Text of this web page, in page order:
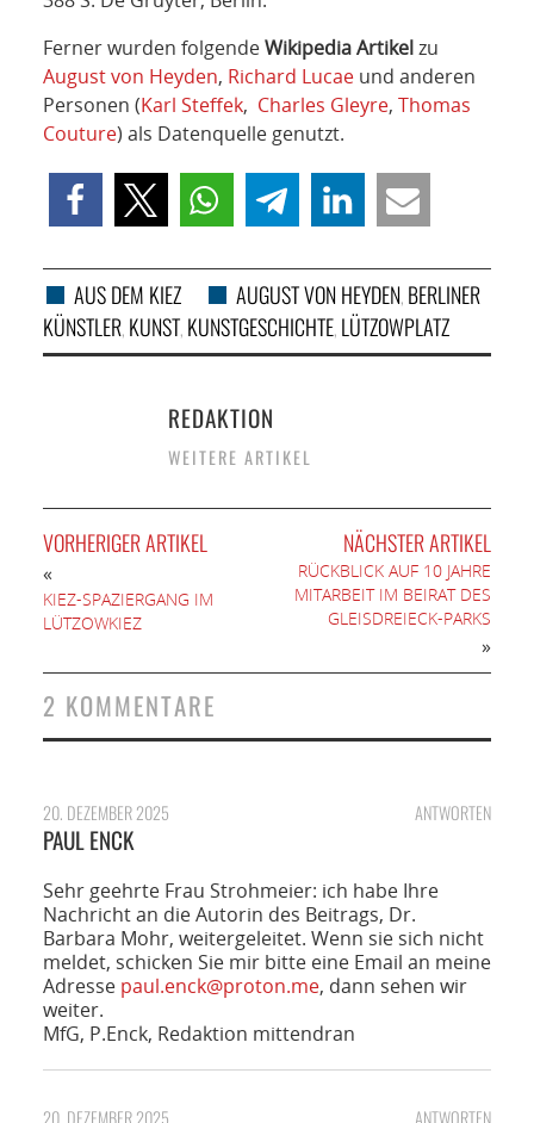
Ferner wurden folgendeWikipedia Artikelzu
August von Heyden, Richard Lucaeund anderen
Personen (Karl Steffek, Charles Gleyre, Thomas
Couture) als Datenquelle genutzt.
AUS DEM KIEZ AUGUST VON HEYDEN, BERLINER
KÜNSTLER, KUNST, KUNSTGESCHICHTE, LÜTZOWPLATZ
REDAKTION
WEITERE ARTIKEL
VORHERIGER ARTIKEL
«
KIEZ-SPAZIERGANG IM
LÜTZOWKIEZ
NÄCHSTER ARTIKEL
RÜCKBLICK AUF 10 JAHRE
MITARBEIT IM BEIRAT DES
GLEISDREIECK-PARKS
»
2 KOMMENTARE
ANTWORTEN
20. DEZEMBER 2025
PAUL ENCK
Sehr geehrte Frau Strohmeier: ich habe Ihre
Nachricht an die Autorin des Beitrags, Dr.
Barbara Mohr, weitergeleitet. Wenn sie sich nicht
meldet, schicken Sie mir bitte eine Email an meine
Adresse paul.enck@proton.me, dann sehen wir
weiter.
MfG, P.Enck, Redaktion mittendran
ANTWORTEN
20. DEZEMBER 2025